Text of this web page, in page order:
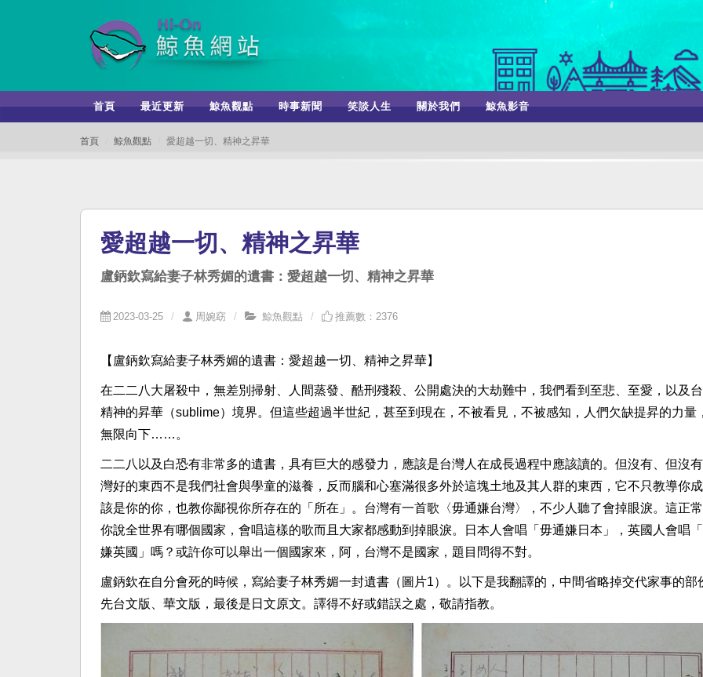
首頁 最近更新 鯨魚觀點 時事新聞 笑談人生 關於我們 鯨魚影音
首頁 鯨魚觀點 愛超越一切、精神之昇華
愛超越一切、精神之昇華
盧鈵欽寫給妻子林秀媚的遺書：愛超越一切、精神之昇華
2023-03-25 周婉窈 鯨魚觀點 推薦數：2376
【盧鈵欽寫給妻子林秀媚的遺書：愛超越一切、精神之昇華】
在二二八大屠殺中，無差別掃射、人間蒸發、酷刑殘殺、公開處決的大劫難中，我們看到至悲、至愛，以及
精神的昇華（sublime）境界。但這些超過半世紀，甚至到現在，不被看見，不被感知，人們欠缺提昇的力量
無限向下……。
二二八以及白恐有非常多的遺書，具有巨大的感發力，應該是台灣人在成長過程中應該讀的。但沒有、但沒
灣好的東西不是我們社會與學童的滋養，反而腦和心塞滿很多外於這塊土地及其人群的東西，它不只教導你
該是你的你，也教你鄙視你所存在的「所在」。台灣有一首歌〈毋通嫌台灣〉，不少人聽了會掉眼淚。這正
你說全世界有哪個國家，會唱這樣的歌而且大家都感動到掉眼淚。日本人會唱「毋通嫌日本」，英國人會唱
嫌英國」嗎？或許你可以舉出一個國家來，阿，台灣不是國家，題目問得不對。
盧鈵欽在自分會死的時候，寫給妻子林秀媚一封遺書（圖片1）。以下是我翻譯的，中間省略掉交代家事的部
先台文版、華文版，最後是日文原文。譯得不好或錯誤之處，敬請指教。